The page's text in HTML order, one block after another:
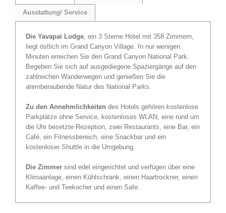
Ausstattung/ Service
Die Yavapai Lodge , ein 3 Sterne Hotel mit 358 Zimmern,
liegt östlich im Grand Canyon Village. In nur wenigen
Minuten erreichen Sie den Grand Canyon National Park.
Begeben Sie sich auf ausgediegene Spaziergänge auf den
zahlreichen Wanderwegen und genießen Sie die
atemberaubende Natur des National Parks.
Zu den Annehmlichkeiten des Hotels gehören kostenlose
Parkplätze ohne Service, kostenloses WLAN, eine rund um
die Uhr besetzte Rezeption, zwei Restaurants, eine Bar, ein
Café, ein Fitnessbereich, eine Snackbar und ein
kostenloser Shuttle in die Umgebung.
Die Zimmer sind edel eingerichtet und verfügen über eine
Klimaanlage, einen Kühlschrank, einen Haartrockner, einen
Kaffee- und Teekocher und einen Safe.